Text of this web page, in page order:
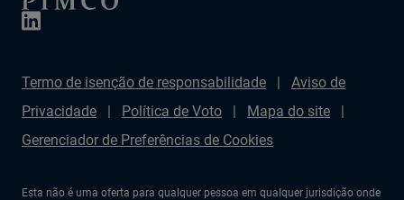
Termo de isenção de responsabilidade
Aviso de
Privacidade
Política de Voto
Mapa do site
Gerenciador de Preferências de Cookies
Esta não é uma oferta para qualquer pessoa em qualquer jurisdição onde